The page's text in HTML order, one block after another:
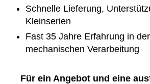
Schnelle Lieferung,
Kleinserien
Fast 35 Jahre Erfahrung in
mechanischen Verarbeitung
Für ein Angebot und eine